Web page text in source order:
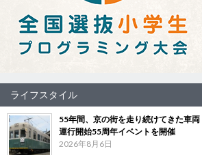
ライフスタイル
55年間、京の街を走り続けてきた車
運行開始55周年イベントを開催
2026年8月6日